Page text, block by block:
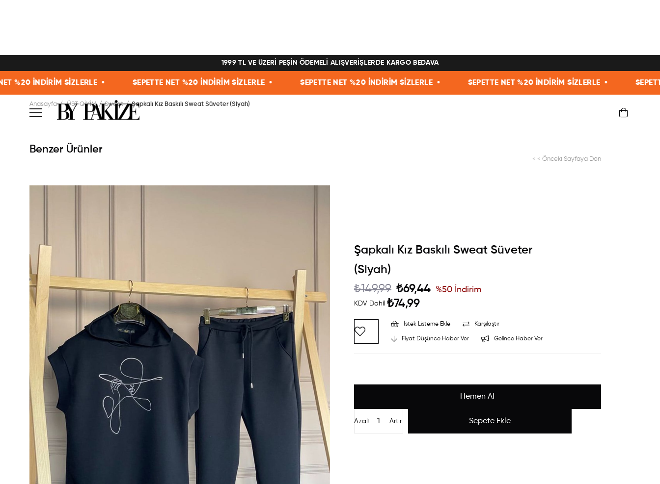
1999 TL VE ÜZERİ PEŞİN ÖDEMELİ ALIŞVERİŞLERDE KARGO BEDAVA
• SEPETTE NET %20 İNDİRİM SİZLERLE • SEPETTE NET %20 İNDİRİM SİZLERLE • SEPETTE NET %20 İNDİRİM SİZLERLE • SEPETTE NET %20
Anasayfa ÜST GİYİM Sweat Şapkalı Kız Baskılı Sweat Süveter (Siyah)
< < Önceki Sayfaya Dön
Benzer Ürünler
Şapkalı Kız Baskılı Sweat Süveter
(Siyah)
₺149,99 ₺69,44
KDV Dahil ₺74,99
%50İndirim
İstek Listeme Ekle Karşılaştır
Fiyat Düşünce Haber Ver Gelince Haber Ver
Artır
Azalt